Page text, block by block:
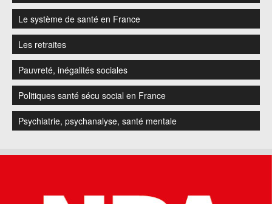
Le système de santé en France
Les retraites
Pauvreté, inégalités sociales
Politiques santé sécu social en France
Psychiatrie, psychanalyse, santé mentale